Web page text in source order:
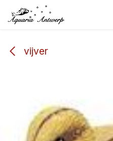
Overslaan naar inhoud
vijver